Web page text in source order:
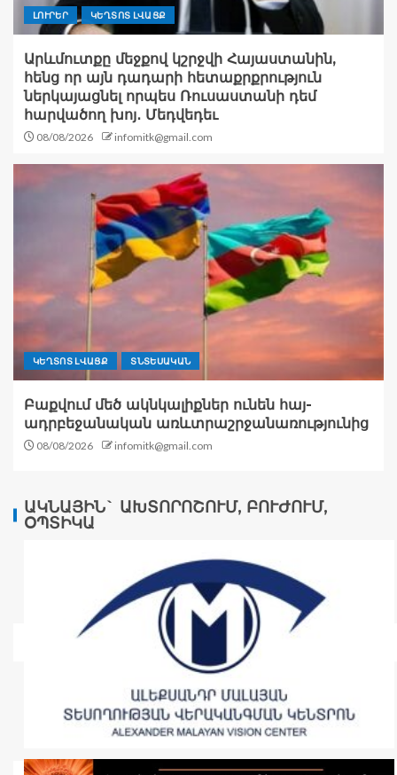
ԼՈՒՐԵՐ ԿԵՂՏՈՏ ԼՎԱՑՔ
Արևմուտքը մեջքով կշրջվի Հայաստանին,
հենց որ այն դադարի հետաքրքրություն
ներկայացնել որպես Ռուսաստանի դեմ
հարվածող խոյ․ Մեդվեդեւ
08/08/2026 infomitk@gmail.com
ԿԵՂՏՈՏ ԼՎԱՑՔ ՏՆՏԵՍԱԿԱՆ
Բաքվում մեծ ակնկալիքներ ունեն հայ-
ադրբեջանական առևտրաշրջանառությունից
08/08/2026 infomitk@gmail.com
ԱԿՆԱՅԻՆ` ԱԽՏՈՐՈՇՈՒՄ, ԲՈՒԺՈՒՄ,
ՕՊՏԻԿԱ